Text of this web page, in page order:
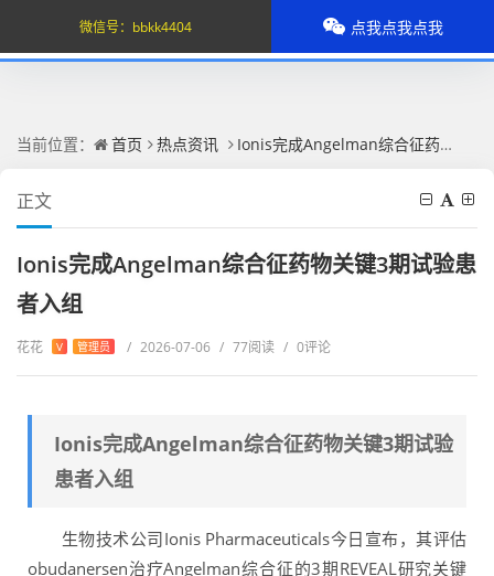
当前位置： 首页 热点资讯 Ionis完成Angelman综合征药物关键3期试验患者入组
正文
Ionis完成Angelman综合征药物关键3期试验患
者入组
花花 V 管理员 / 2026-07-06 / 77阅读 / 0评论
Ionis完成Angelman综合征药物关键3期试验
患者入组
生物技术公司Ionis Pharmaceuticals今日宣布，其评估
obudanersen治疗Angelman综合征的3期REVEAL研究关键
微信号： bbkk4404 点我点我点我